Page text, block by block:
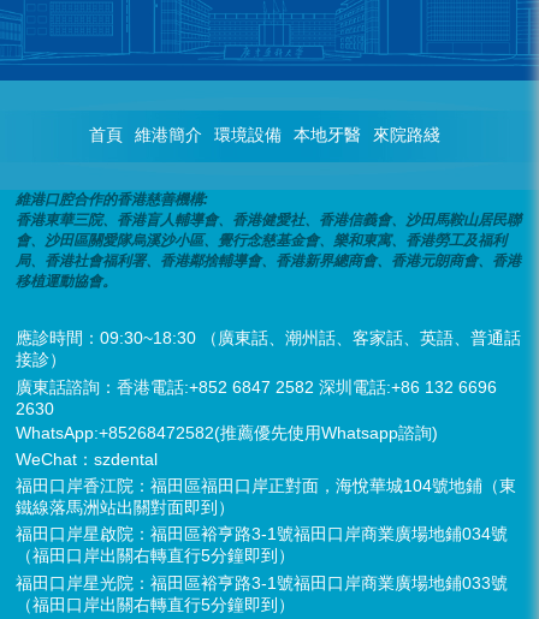
首頁 維港簡介 環境設備 本地牙醫 來院路綫
維港口腔合作的香港慈善機構:
香港東華三院、香港盲人輔導會、香港健愛社、香港信義會、沙田馬鞍山居民聯
會、沙田區關愛隊烏溪沙小區、覺行念慈基金會、樂和東寓、香港勞工及福利
局、香港社會福利署、香港鄰捨輔導會、香港新界總商會、香港元朗商會、香港
移植運動協會。
應診時間：09:30~18:30 （廣東話、潮州話、客家話、英語、普通話
接診）
廣東話諮詢：香港電話:+852 6847 2582 深圳電話:+86 132 6696
2630
WhatsApp:+85268472582(推薦優先使用Whatsapp諮詢)
WeChat：szdental
福田口岸香江院：福田區福田口岸正對面，海悅華城104號地鋪（東
鐵線落馬洲站出關對面即到）
福田口岸星啟院：福田區裕亨路3-1號福田口岸商業廣場地鋪034號
（福田口岸出關右轉直行5分鐘即到）
福田口岸星光院：福田區裕亨路3-1號福田口岸商業廣場地鋪033號
（福田口岸出關右轉直行5分鐘即到）